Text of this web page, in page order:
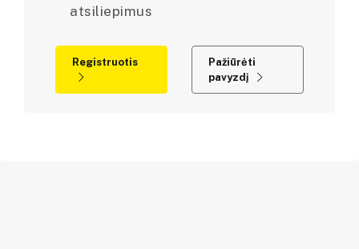
atsiliepimus
Registruotis
Pažiūrėti
pavyzdį